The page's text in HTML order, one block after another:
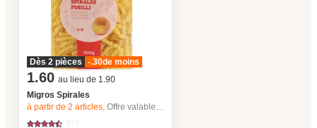
Dès 2 pièces -.30de moins
1.60 au lieu de 1.90
Migros Spirales
à partir de 2articles,Offre valable du 6.8 au 12.8.2026, jusqu’à épuisement du stock.